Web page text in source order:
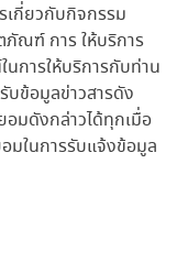
รเกี่ยวกับกิจกรรม
ภัณฑ์ การ ให้บริการ
นการให้บริการกับท่าน
บข้อมูลข่าวสารดัง
อมดังกล่าวได้ทุกเมื่อ
มในการรับแจ้งข้อมูล